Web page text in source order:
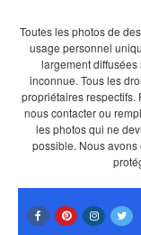
Toutes les photos de
usage personnel
largement
inconnue. Tous les
propriétaires respectifs.
nous contacter ou
les photos qui ne
possible. Nous